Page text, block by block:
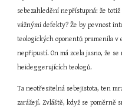
sebezahledění nepřístupná: že
vážnými defekty? Že by pevnost
teologických oponentů pramenila
nepřipustí. On má zcela jasno, že
heideggerujících teologů.
Ta neotřesitelná sebejistota, ten
zarážejí. Zvláště, když se poměrně